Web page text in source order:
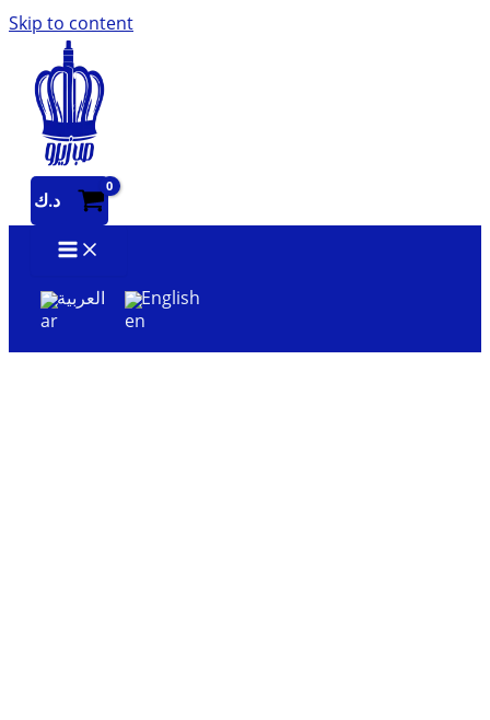
Skip to content
د.ك
العربية English